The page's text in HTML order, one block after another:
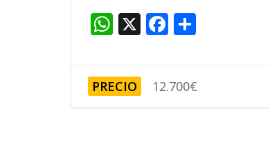
W
s
X F
e p
PRECIO 12.700€